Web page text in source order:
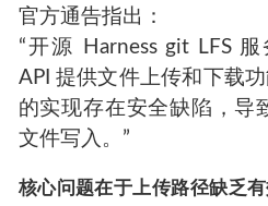
官方通告指出：
“开源 Harness git LFS
API 提供文件上传和下载
的实现存在安全缺陷，导
文件写入。”
核心问题在于上传路径缺乏